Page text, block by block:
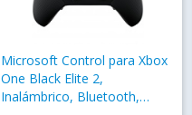
Microsoft Control para Xbox
One Black Elite 2,
Inalámbrico, Bluetooth,